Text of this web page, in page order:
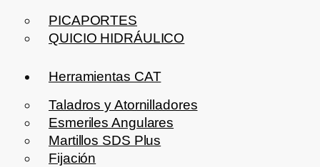
PICAPORTES
QUICIO HIDRÁULICO
Herramientas CAT
Taladros y Atornilladores
Esmeriles Angulares
Martillos SDS Plus
Fijación